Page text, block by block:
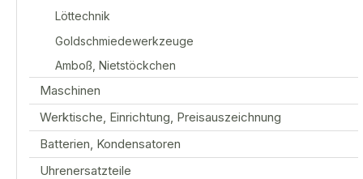
Löttechnik
Goldschmiedewerkzeuge
Amboß, Nietstöckchen
Maschinen
Werktische, Einrichtung, Preisauszeichnung
Batterien, Kondensatoren
Uhrenersatzteile